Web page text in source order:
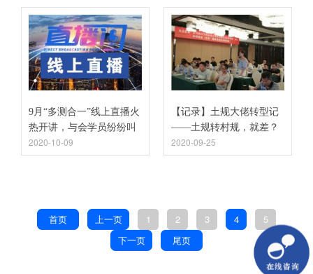
9月“多测合一”线上直播火
热开讲，与会学员纷纷叫
好，受益良多！
2020-10-09
【记录】土规大佬转型记
——土规转村规，就差？
2020-09-25
首页 上一页 1 2 3 4
5
下一页
尾页